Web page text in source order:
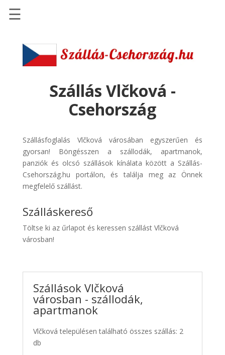
Szállások
Szállásinfo.eu
pénzvisszatérítéssel
Discover
Cars
Transzfer
Kiwi
Taxi
☰
Szállás Vlčková -
Csehország
Szállásfoglalás Vlčková városában egyszerűen és
gyorsan! Böngésszen a szállodák, apartmanok,
panziók és olcsó szállások kínálata között a Szállás-
Csehország.hu portálon, és találja meg az Önnek
megfelelő szállást.
Szálláskereső
Töltse ki az űrlapot és keressen szállást Vlčková
városban!
Szállások Vlčková
városban - szállodák,
apartmanok
Vlčková településen található összes szállás: 2
db